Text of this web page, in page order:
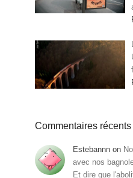
Commentaires récents
Estebannn on
avec nos
Et dire que